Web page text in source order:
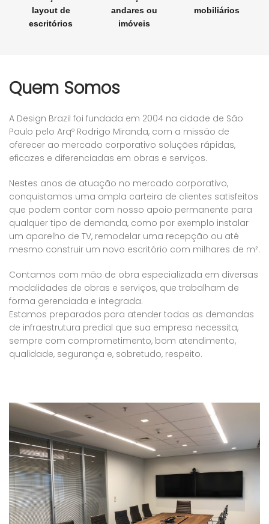
layout de
escritórios
andares ou
imóveis
mobiliários
Quem Somos
A Design Brazil foi fundada em 2004 na cidade de São
Paulo pelo Arqº Rodrigo Miranda, com a missão de
oferecer ao mercado corporativo soluções rápidas,
eficazes e diferenciadas em obras e serviços.
Nestes anos de atuação no mercado corporativo,
conquistamos uma ampla carteira de clientes satisfeitos
que podem contar com nosso apoio permanente para
qualquer tipo de demanda, como por exemplo instalar
um aparelho de TV, remodelar uma recepção ou até
mesmo construir um novo escritório com milhares de m².
Contamos com mão de obra especializada em diversas
modalidades de obras e serviços, que trabalham de
forma gerenciada e integrada.
Estamos preparados para atender todas as demandas
de infraestrutura predial que sua empresa necessita,
sempre com comprometimento, bom atendimento,
qualidade, segurança e, sobretudo, respeito.